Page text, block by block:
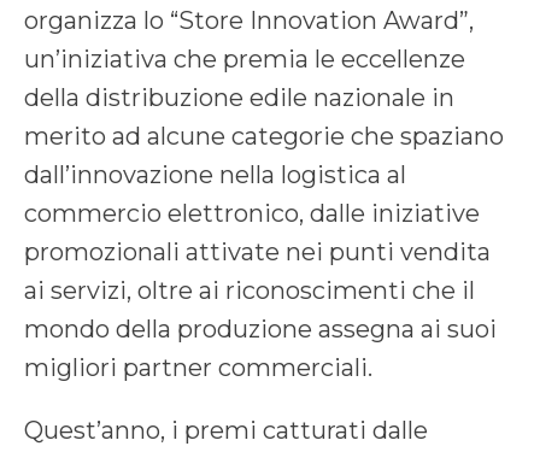
organizza lo “Store Innovation Award”,
un’iniziativa che premia le eccellenze
della distribuzione edile nazionale in
merito ad alcune categorie che spaziano
dall’innovazione nella logistica al
commercio elettronico, dalle iniziative
promozionali attivate nei punti vendita
ai servizi, oltre ai riconoscimenti che il
mondo della produzione assegna ai suoi
migliori partner commerciali.
Quest’anno, i premi catturati dalle